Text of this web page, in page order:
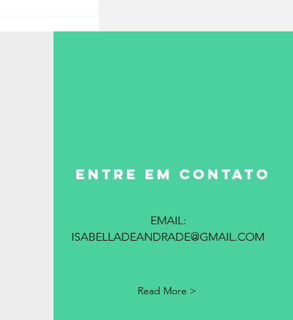
ENTRE EM CONTATO
EMAIL:
ISABELLADEANDRADE@GMAIL.COM
Read More >